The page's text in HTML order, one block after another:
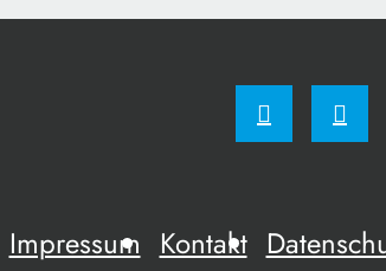
Impressum Kontakt